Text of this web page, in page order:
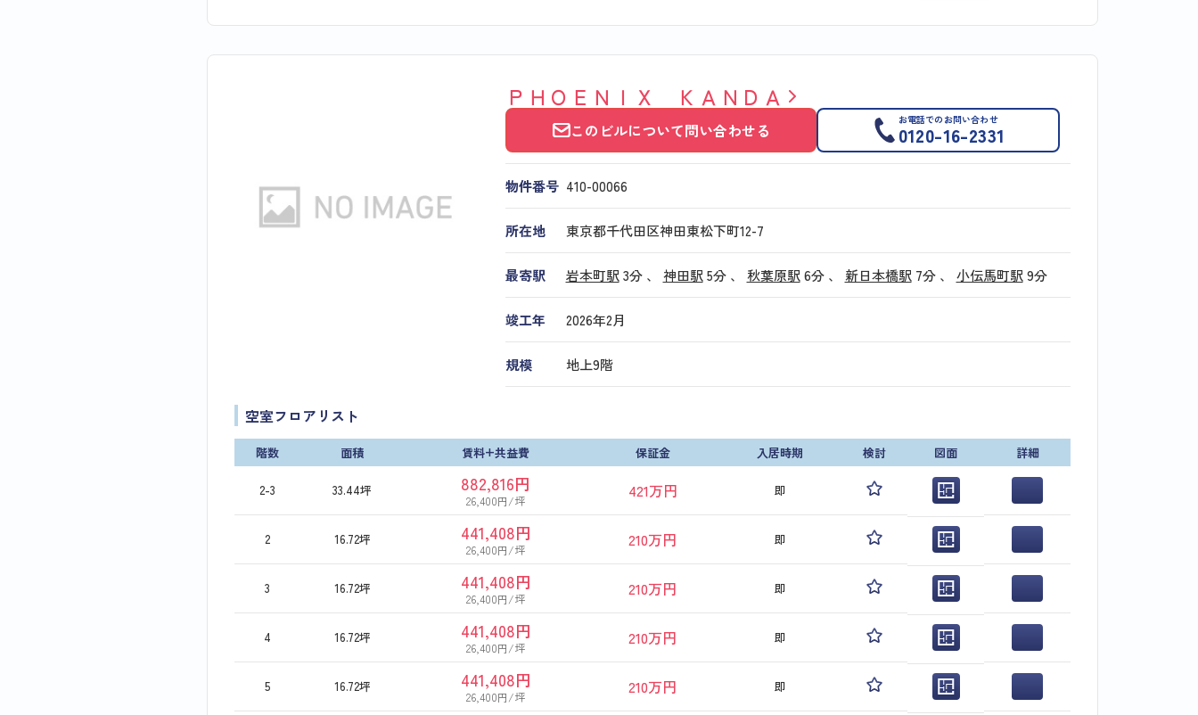
ＰＨＯＥＮＩＸ ＫＡＮＤＡ
このビルについて問い合わせる
お電話でのお問い合わせ
0120-16-2331
物件番号 410​-​00066
所在地 東京都千代田区神田東松下町12-7
最寄駅 岩本町駅 3分 、 神田駅 5分 、 秋葉原駅 6分 、 新日本橋駅 7分 、 小伝馬町駅 9分
竣工年 2026年2月
規模 地上9階
空室フロアリスト
階数 面積 賃料+共益費 保証金 入居時期 検討 図面 詳細
2-3 33.44坪 882,816円
26,400円/坪
421万円 即
2 16.72坪 441,408円
26,400円/坪
210万円 即
3 16.72坪 441,408円
26,400円/坪
210万円 即
4 16.72坪 441,408円
26,400円/坪
210万円 即
5 16.72坪 441,408円
26,400円/坪
210万円 即